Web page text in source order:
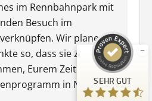
im Rennbahnpark mit
Besuch im
Wir planen
so, dass sie zu
Eurem Zeitplan
in NeussSEHR GUT
ProvenExpert.com
SEHR GUT
4,66
/
5,00
23
Bewertungen auf ProvenExpert.com